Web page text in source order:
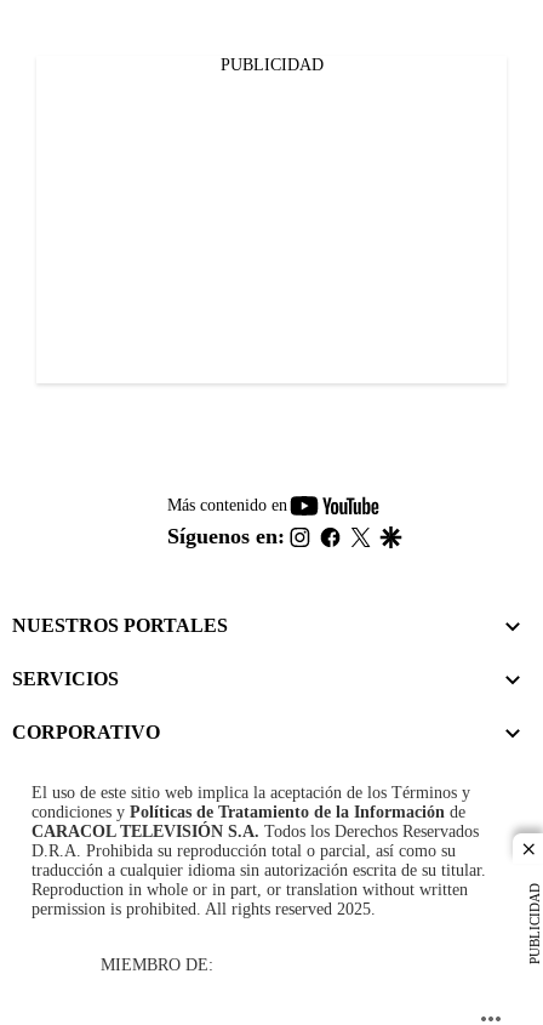
PUBLICIDAD
PUBLICIDAD
Más contenido en
youtube-
footer
Síguenos en: instagram
facebook
twitter
NUESTROS PORTALES
SERVICIOS
CORPORATIVO
El uso de este sitio web implica la aceptación de los Términos y
condiciones y Políticas de Tratamiento de la Información de
CARACOL TELEVISIÓN S.A. Todos los Derechos Reservados
D.R.A. Prohibida su reproducción total o parcial, así como su
traducción a cualquier idioma sin autorización escrita de su titular.
Reproduction in whole or in part, or translation without written
permission is prohibited. All rights reserved 2025.
MIEMBRO DE: